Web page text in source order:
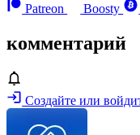
Patreon
Boosty
комментарий
Создайте или